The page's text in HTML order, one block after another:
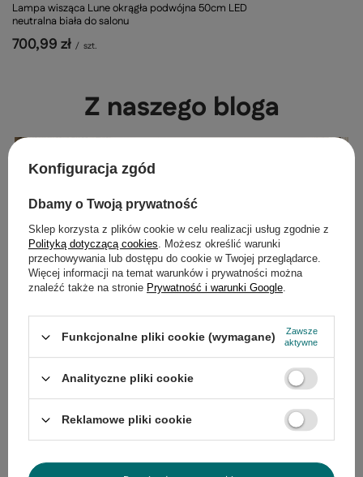
Lampa wisząca Lune okrągła podwójna 50cm LED
neutralna biała do salonu
700,99 zł / szt.
Z naszego bloga
Jak rozświetlić salon? Poradnik
Ciemny, nieco przytłaczający salon może odbierać
energię i sprawiać, że nawet największy potencjał
wnętrza pozostaje niewykorzystany. Marzysz o
przestrzeni, która jest jasna, przestronna i zaprasza do
Konfiguracja zgód
Dbamy o Twoją prywatność
Sklep korzysta z plików cookie w celu realizacji usług zgodnie z
Polityką dotyczącą cookies. Możesz określić warunki
przechowywania lub dostępu do cookie w Twojej przeglądarce.
Więcej informacji na temat warunków i prywatności można
znaleźć także na stronie Prywatność i warunki Google.
Funkcjonalne pliki cookie (wymagane)
Zawsze
aktywne
Analityczne pliki cookie
Reklamowe pliki cookie